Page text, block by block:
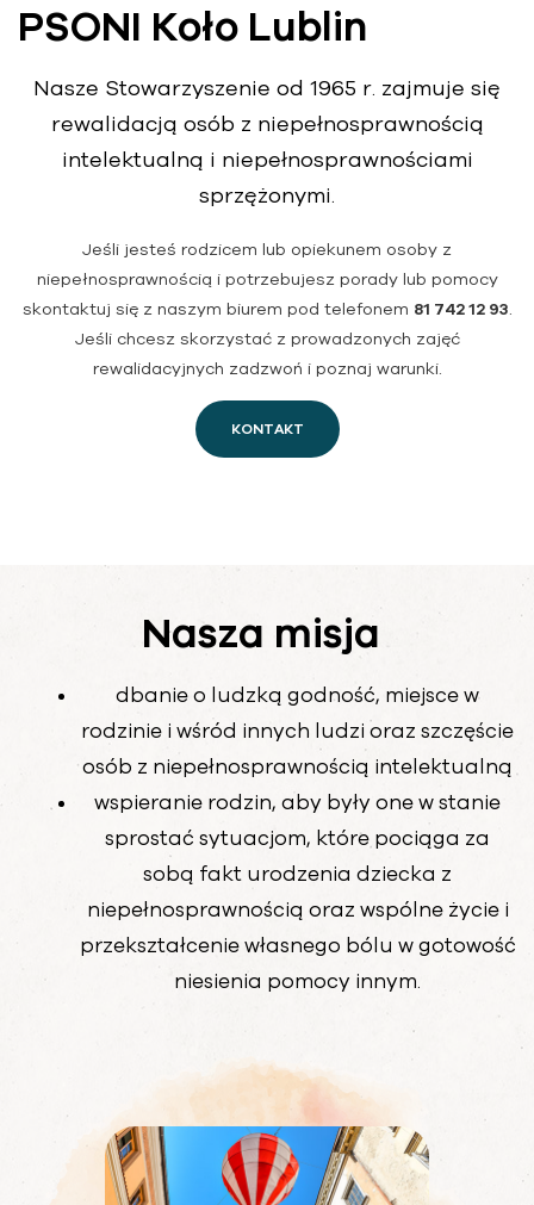
PSONI Koło Lublin
Nasze Stowarzyszenie od 1965 r. zajmuje się
rewalidacją osób z niepełnosprawnością
intelektualną i niepełnosprawnościami
sprzężonymi.
Jeśli jesteś rodzicem lub opiekunem osoby z
niepełnosprawnością i potrzebujesz porady lub pomocy
skontaktuj się z naszym biurem pod telefonem 81 742 12 93.
Jeśli chcesz skorzystać z prowadzonych zajęć
rewalidacyjnych zadzwoń i poznaj warunki.
KONTAKT
Nasza misja
dbanie o ludzką godność, miejsce w
rodzinie i wśród innych ludzi oraz szczęście
osób z niepełnosprawnością intelektualną
wspieranie rodzin, aby były one w stanie
sprostać sytuacjom, które pociąga za
sobą fakt urodzenia dziecka z
niepełnosprawnością oraz wspólne życie i
przekształcenie własnego bólu w gotowość
niesienia pomocy innym.